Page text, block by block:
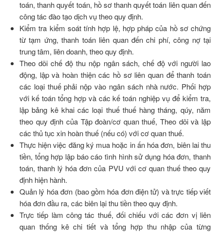
toán, thanh quyết toán, hồ sơ thanh quyết toán liên quan đến
công tác đào tạo dịch vụ theo quy định.
Kiểm tra kiểm soát tính hợp lệ, hợp pháp của hồ sơ chứng
từ tạm ứng, thanh toán liên quan đến chi phí, công nợ tại
trung tâm, liên doanh, theo quy định.
Theo dõi chế độ thu nộp ngân sách, chế độ với người lao
động, lập và hoàn thiện các hồ sơ liên quan để thanh toán
các loại thuế phải nộp vào ngân sách nhà nước. Phối hợp
với kế toán tổng hợp và các kế toán nghiệp vụ để kiểm tra,
lập bảng kê khai các loại thuế thuế hàng tháng, qúy, năm
theo quy định của Tập đoàn/cơ quan thuế, Theo dõi và lập
các thủ tục xin hoàn thuế (nếu có) với cơ quan thuế.
Thực hiện việc đăng ký mua hoặc in ấn hóa đơn, biên lai thu
tiền, tổng hợp lập báo cáo tình hình sử dụng hóa đơn, thanh
toán, thanh lý hóa đơn của PVU với cơ quan thuế theo quy
định hiện hành.
Quản lý hóa đơn (bao gồm hóa đơn điện tử) và trực tiếp viết
hóa đơn đầu ra, các biên lại thu tiền theo quy định.
Trực tiếp làm công tác thuế, đối chiếu với các đơn vị liên
quan thống kê chi tiết và tổng hợp thu nhập của từng